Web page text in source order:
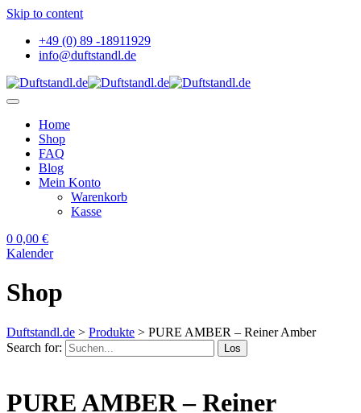
Skip to content
+49 (0) 89 -18911929
info@duftstandl.de
Home
Shop
FAQ
Blog
Mein Konto
Warenkorb
Kasse
0 0,00 €
Kalender
Shop
Duftstandl.de > Produkte > PURE AMBER – Reiner Amber
Search for:
Los
PURE AMBER – Reiner